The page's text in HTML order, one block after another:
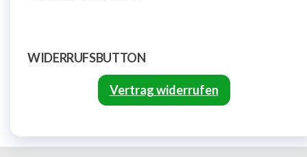
WIDERRUFSBUTTON
Vertrag widerrufen